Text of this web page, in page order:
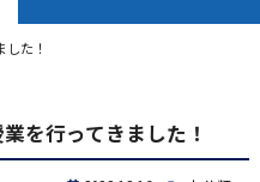
た！
を行ってきました！